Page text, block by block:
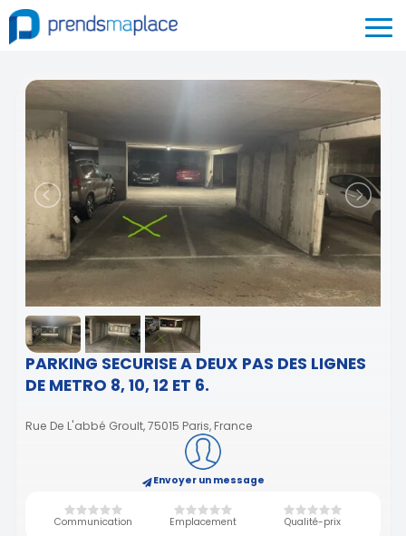
PARKING SECURISE A DEUX PAS DES LIGNES
DE METRO 8, 10, 12 ET 6.
Rue De L'abbé Groult, 75015 Paris, France
Envoyer un message
Communication Emplacement Qualité-prix